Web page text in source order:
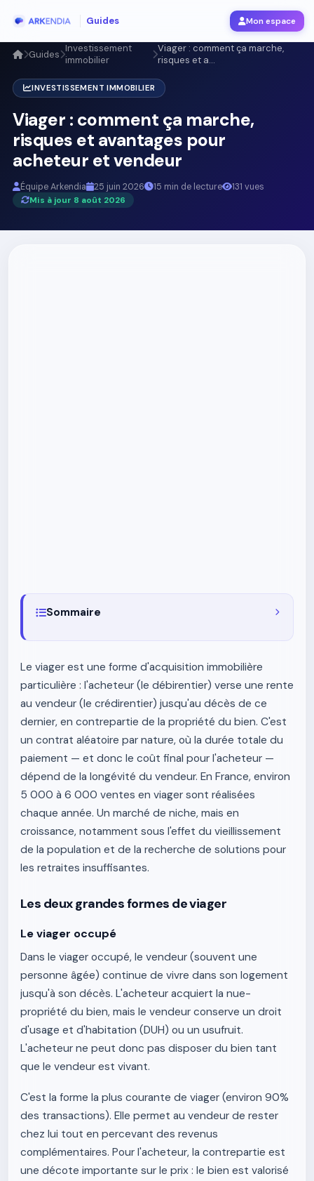
Guides Mon espace
Guides Investissement
immobilier
Viager : comment ça marche,
risques et a...
INVESTISSEMENT IMMOBILIER
Viager : comment ça marche,
risques et avantages pour
acheteur et vendeur
Équipe Arkendia 25 juin 2026 15 min de lecture
131 vues
Mis à jour 8 août 2026
Sommaire
Le viager est une forme d'acquisition immobilière
particulière : l'acheteur (le débirentier) verse une rente
au vendeur (le crédirentier) jusqu'au décès de ce
dernier, en contrepartie de la propriété du bien. C'est
un contrat aléatoire par nature, où la durée totale du
paiement — et donc le coût final pour l'acheteur —
dépend de la longévité du vendeur. En France, environ
5 000 à 6 000 ventes en viager sont réalisées
chaque année. Un marché de niche, mais en
croissance, notamment sous l'effet du vieillissement
de la population et de la recherche de solutions pour
les retraites insuffisantes.
Les deux grandes formes de viager
Le viager occupé
Dans le viager occupé, le vendeur (souvent une
personne âgée) continue de vivre dans son logement
jusqu'à son décès. L'acheteur acquiert la nue-
propriété du bien, mais le vendeur conserve un droit
d'usage et d'habitation (DUH) ou un usufruit.
L'acheteur ne peut donc pas disposer du bien tant
que le vendeur est vivant.
C'est la forme la plus courante de viager (environ 90%
des transactions). Elle permet au vendeur de rester
chez lui tout en percevant des revenus
complémentaires. Pour l'acheteur, la contrepartie est
une décote importante sur le prix : le bien est valorisé